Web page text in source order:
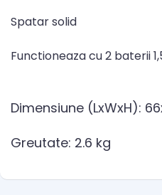
Spatar solid
Functioneaza cu 2 baterii
Dimensiune (LxWxH):
Greutate: 2.6 kg